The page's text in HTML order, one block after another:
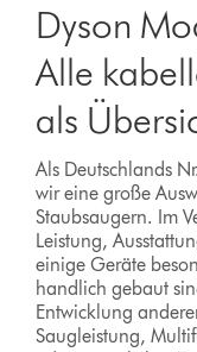
Dyson
Alle
als
Als Deutschlands
wir eine große
Staubsaugern. Im
Leistung,
einige Geräte
handlich gebaut
Entwicklung
Saugleistung,